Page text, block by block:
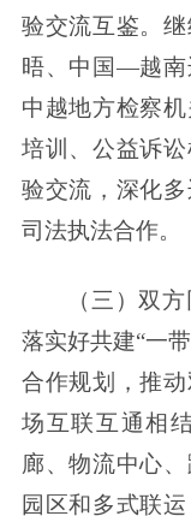
验交流互鉴。
晤、中国—越南
中越地方检察
培训、公益诉
验交流，深化
司法执法合作。
（三）双
落实好共建“一
合作规划，推
场互联互通相
廊、物流中心
园区和多式联